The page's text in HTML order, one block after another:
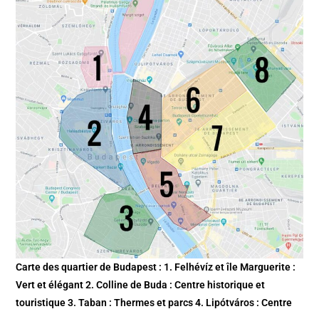
Carte des quartier de Budapest : 1. Felhévíz et île Marguerite :
Vert et élégant 2. Colline de Buda : Centre historique et
touristique 3. Taban : Thermes et parcs 4. Lipótváros : Centre